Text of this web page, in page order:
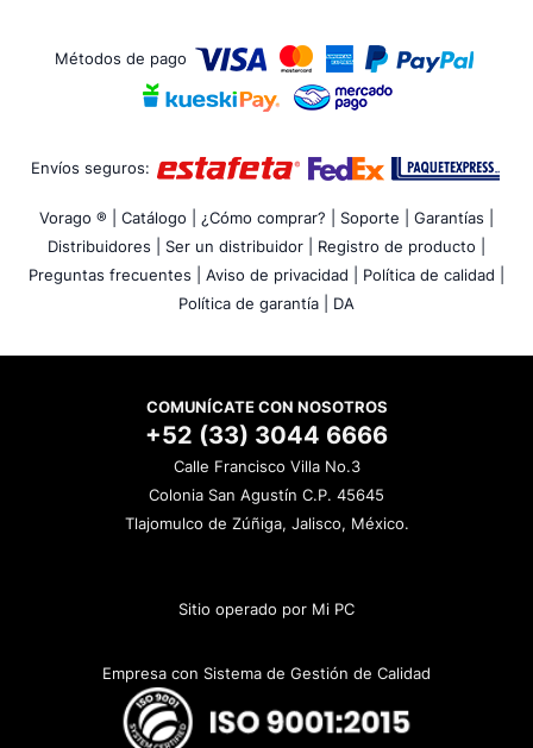
Métodos de pago
Envíos seguros:
Vorago ® | Catálogo | ¿Cómo comprar? | Soporte |
Garantías |
Distribuidores |
Ser un distribuidor |
Registro de producto |
Preguntas frecuentes |
Aviso de privacidad |
Política de calidad |
Política de garantía |
DA
COMUNÍCATE CON NOSOTROS
+52 (33) 3044 6666
Calle Francisco Villa No.3
Colonia San Agustín C.P. 45645
Tlajomulco de Zúñiga, Jalisco, México.
Sitio operado por Mi PC
Empresa con Sistema de Gestión de Calidad